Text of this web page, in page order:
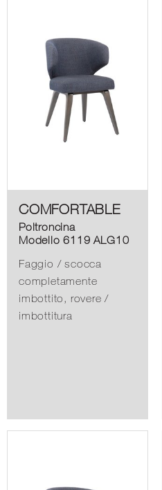
COMFORTABLE
Poltroncina
Modello 6119 ALG10
Faggio / scocca
completamente
imbottito, rovere /
imbottitura